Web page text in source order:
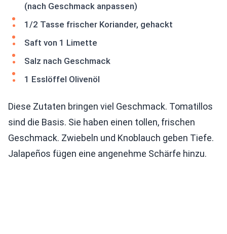
(nach Geschmack anpassen)
1/2 Tasse frischer Koriander, gehackt
Saft von 1 Limette
Salz nach Geschmack
1 Esslöffel Olivenöl
Diese Zutaten bringen viel Geschmack. Tomatillos
sind die Basis. Sie haben einen tollen, frischen
Geschmack. Zwiebeln und Knoblauch geben Tiefe.
Jalapeños fügen eine angenehme Schärfe hinzu.